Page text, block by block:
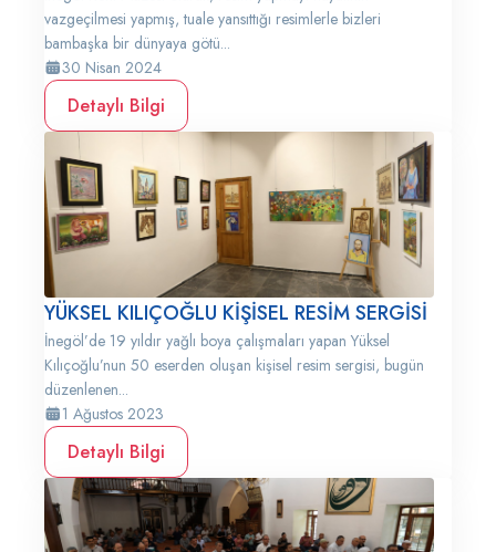
vazgeçilmesi yapmış, tuale yansıttığı resimlerle bizleri
bambaşka bir dünyaya götü...
30 Nisan 2024
Detaylı Bilgi
YÜKSEL KILIÇOĞLU KİŞİSEL RESİM SERGİSİ
İnegöl’de 19 yıldır yağlı boya çalışmaları yapan Yüksel
Kılıçoğlu’nun 50 eserden oluşan kişisel resim sergisi, bugün
düzenlenen...
1 Ağustos 2023
Detaylı Bilgi